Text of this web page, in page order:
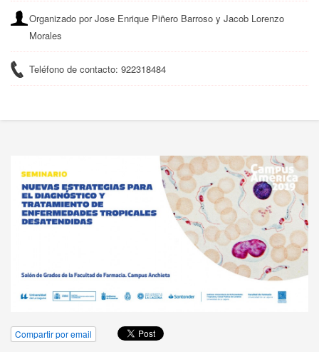
Organizado por Jose Enrique Piñero Barroso y Jacob Lorenzo
Morales
Teléfono de contacto: 922318484
Compartir por email